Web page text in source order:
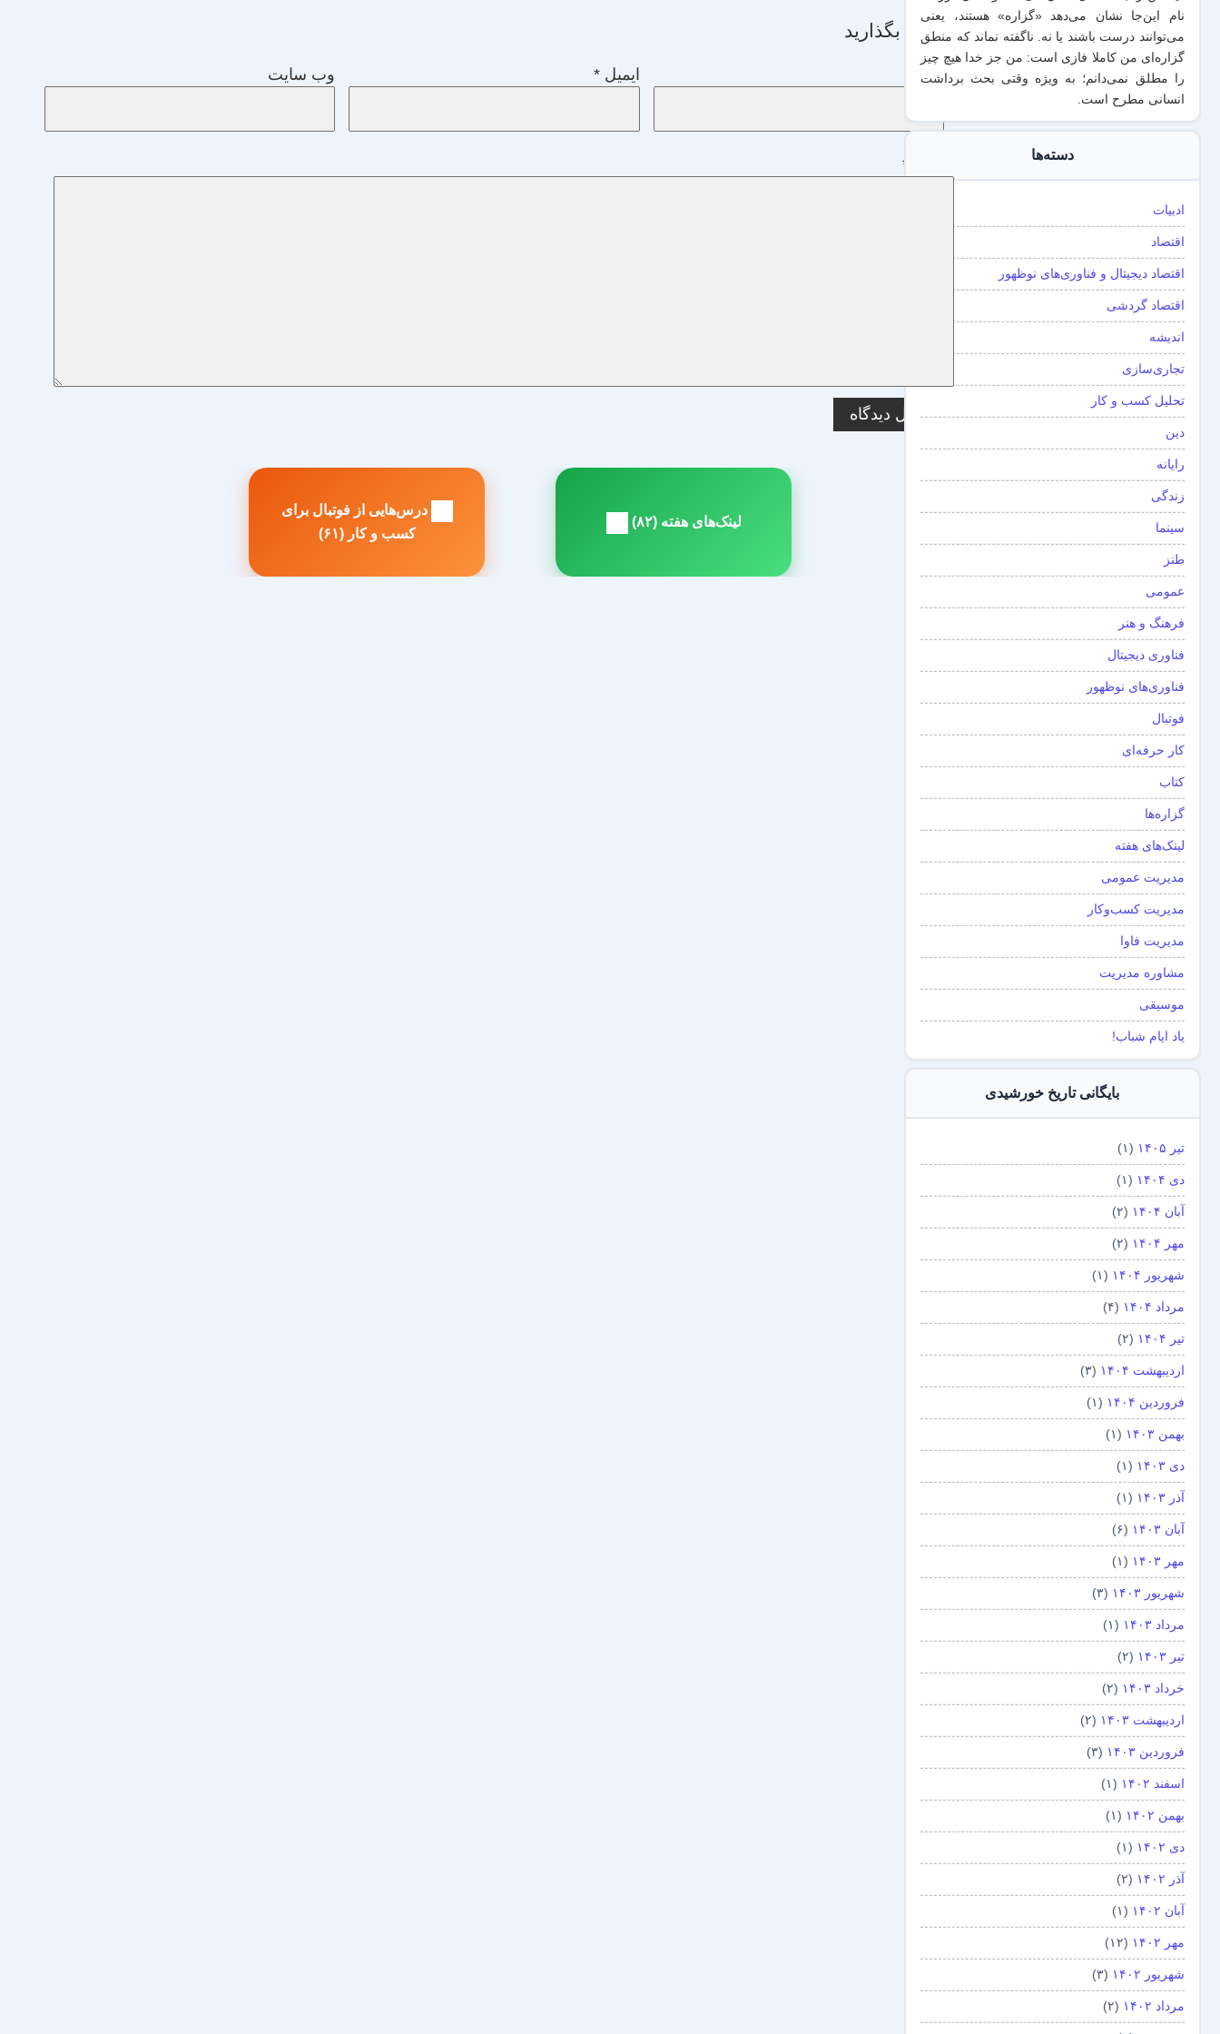
دیدگاه بگذارید
نام ایمیل* وب‌ سایت
*
راهبری
مطلب
درس‌هایی از فوتبال برای
کسب و کار (۶۱)
مطلب
لینک‌های هفته (۸۲)
نام این‌جا نشان می‌دهد «گزاره‌» هستند، یعنی
می‌توانند درست باشند یا نه. ناگفته نماند که منطق
گزاره‌ای من کاملا فازی است: من جز خدا هیچ چیز
را مطلق نمی‌دانم؛ به ویژه وقتی بحث برداشت
انسانی مطرح است.
دسته‌ها
ادبیات
اقتصاد
اقتصاد دیجیتال و فناوری‌های نوظهور
اقتصاد گردشی
اندیشه
تجاری‌سازی
تحلیل کسب و کار
دین
رایانه
زندگی
سینما
طنز
عمومی
فرهنگ و هنر
فناوری دیجیتال
فناوری‌های نوظهور
فوتبال
کار حرفه‌ای
کتاب
گزاره‌ها
لینک‌های هفته
مدیریت عمومی
مدیریت کسب‌و‌کار
مدیریت فاوا
مشاوره مدیریت
موسیقی
یاد ایام شباب!
بایگانی تاریخ خورشیدی
تیر ۱۴۰۵ (۱)
دی ۱۴۰۴ (۱)
آبان ۱۴۰۴ (۲)
مهر ۱۴۰۴ (۲)
شهریور ۱۴۰۴ (۱)
مرداد ۱۴۰۴ (۴)
تیر ۱۴۰۴ (۲)
اردیبهشت ۱۴۰۴ (۳)
فروردین ۱۴۰۴ (۱)
بهمن ۱۴۰۳ (۱)
دی ۱۴۰۳ (۱)
آذر ۱۴۰۳ (۱)
آبان ۱۴۰۳ (۶)
مهر ۱۴۰۳ (۱)
شهریور ۱۴۰۳ (۳)
مرداد ۱۴۰۳ (۱)
تیر ۱۴۰۳ (۲)
خرداد ۱۴۰۳ (۲)
اردیبهشت ۱۴۰۳ (۲)
فروردین ۱۴۰۳ (۳)
اسفند ۱۴۰۲ (۱)
بهمن ۱۴۰۲ (۱)
دی ۱۴۰۲ (۱)
آذر ۱۴۰۲ (۲)
آبان ۱۴۰۲ (۱)
مهر ۱۴۰۲ (۱۲)
شهریور ۱۴۰۲ (۳)
مرداد ۱۴۰۲ (۲)